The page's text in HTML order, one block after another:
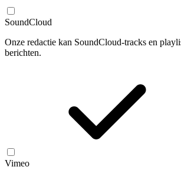
SoundCloud
Onze redactie kan SoundCloud-tracks en
berichten.
Vimeo